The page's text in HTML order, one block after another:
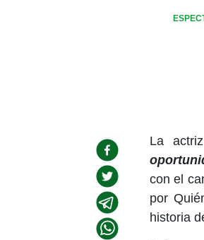
La
con el
por
historia